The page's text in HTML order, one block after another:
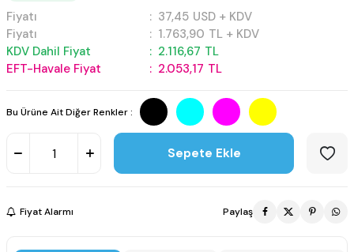
Fiyatı : 37,45 USD + KDV
Fiyatı
: 1.763,90 TL + KDV
KDV Dahil Fiyat
: 2.116,67 TL
EFT-Havale Fiyat
: 2.053,17 TL
Bu Ürüne Ait Diğer Renkler :
Sepete Ekle
Fiyat Alarmı Paylaş